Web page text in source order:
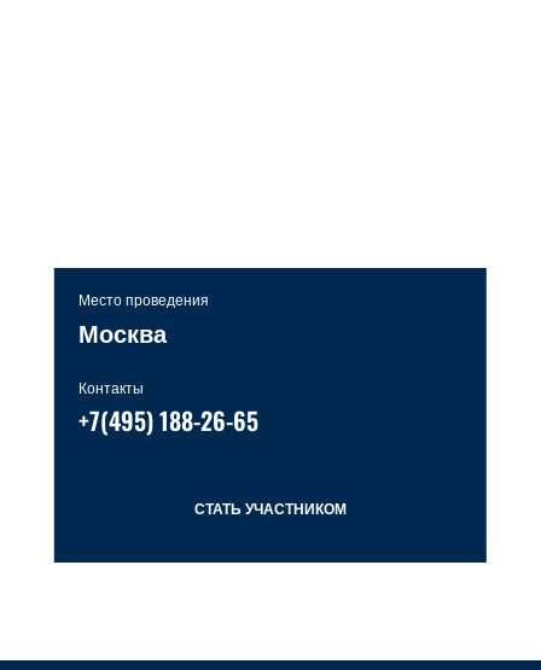
Место проведения
Москва
Контакты
+7(495) 188-26-65
СТАТЬ УЧАСТНИКОМ